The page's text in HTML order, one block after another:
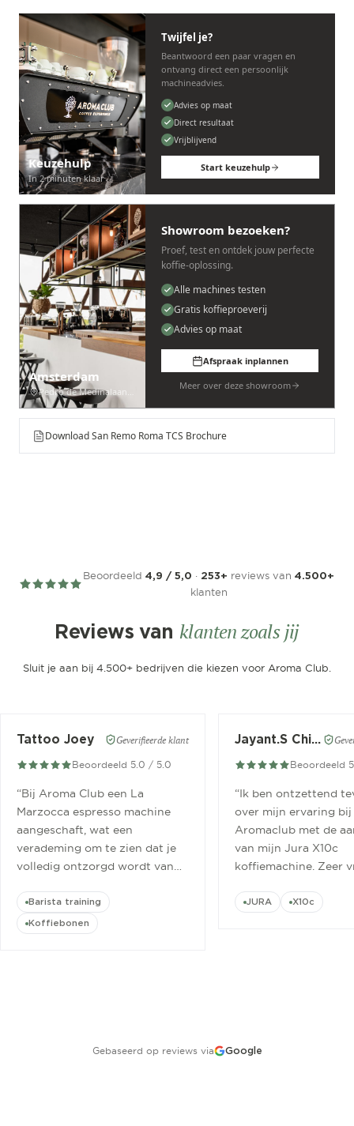
Keuzehulp
In 2 minuten klaar
Twijfel je?
Beantwoord een paar vragen en
ontvang direct een persoonlijk
machineadvies.
Advies op maat
Direct resultaat
Vrijblijvend
Start keuzehulp
Amsterdam
Pedro de Medinalaan 53
Showroom bezoeken?
Proef, test en ontdek jouw perfecte
koffie-oplossing.
Alle machines testen
Gratis koffieproeverij
Advies op maat
Afspraak inplannen
Meer over deze showroom
Download San Remo Roma TCS Brochure
Beoordeeld 4,9 / 5,0 · 253+ reviews van 4.500+
klanten
Reviews van klanten zoals jij
Sluit je aan bij 4.500+ bedrijven die kiezen voor Aroma Club.
Tattoo Joey Geverifieerde klant
Beoordeeld 5.0 / 5.0
“Bij Aroma Club een La
Marzocca espresso machine
aangeschaft, wat een
verademing om te zien dat je
volledig ontzorgd wordt van
cursus.”
Barista training
Koffiebonen
Jayant.S Chitaroe
Beoordeeld
“Ik ben ontzettend
over mijn ervaring bij
Aromaclub met de
van mijn Jura X10c
koffiemachine. Zeer
JURA X10c
Gebaseerd op reviews via Google